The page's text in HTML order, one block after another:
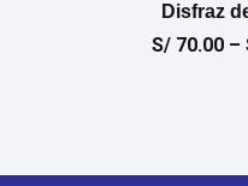
Disfraz
S/ 70.00 –